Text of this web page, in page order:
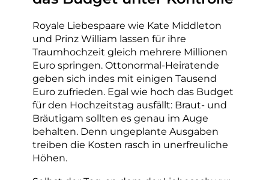
Royale Liebespaare wie Kate Middleton
und Prinz William lassen für ihre
Traumhochzeit gleich mehrere Millionen
Euro springen. Ottonormal-Heiratende
geben sich indes mit einigen Tausend
Euro zufrieden. Egal wie hoch das Budget
für den Hochzeitstag ausfällt: Braut- und
Bräutigam sollten es genau im Auge
behalten. Denn ungeplante Ausgaben
treiben die Kosten rasch in unerfreuliche
Höhen.